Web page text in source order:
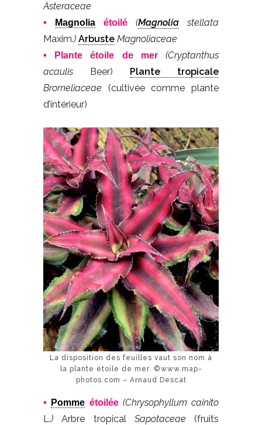
Asteraceae
• Magnolia étoilé (Magnolia stellata
Maxim.) Arbuste Magnoliaceae
• Plante étoile de mer
(Cryptanthus
acaulis
Beer)
Plante tropicale
Bromeliaceae (cultivée comme plante
d’intérieur)
La disposition des feuilles vaut son nom à
la plante étoile de mer. ©www.map-
photos.com – Arnaud Descat
• Pomme étoilée (Chrysophyllum cainito
L.) Arbre tropical Sapotaceae (fruits